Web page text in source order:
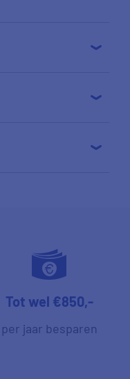
Tot wel €850,-
per jaar besparen